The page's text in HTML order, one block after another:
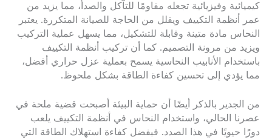
كيميائية وفيزيائية تجعله مقاومًا للتآكل والصدأ، مما يزيد من
عمر أنظمة التكييف ويقلل من الحاجة للصيانة المتكررة. يعتبر
النحاس مادة متينة وقابلة للتشكيل، مما يسهل عملية التركيب
ويزيد من مرونة التصميم. كما أن تركيب أنظمة التكييف
باستخدام الأنابيب النحاسية يسمح بعملية عزل حراري أفضل،
مما يؤدي إلى تحسين كفاءة الطاقة بشكل ملحوظ.
من الجدير بالذكر أيضًا أن حماية البيئة أصبحت قضية ملحة في
عصرنا الحالي، واستخدام النحاس في أنظمة التكييف يلعب
دورًا حيويًا في هذا الصدد. فبفضل كفاءة استهلاك الطاقة التي